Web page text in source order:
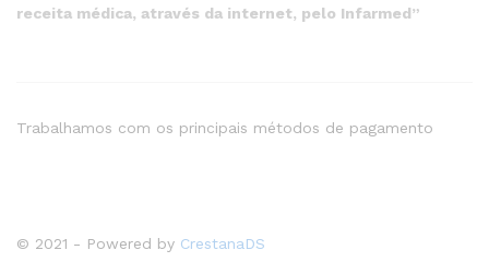
receita médica, através da internet, pelo Infarmed”
© 2021 - Powered by CrestanaDS
Trabalhamos com os principais métodos de pagamento